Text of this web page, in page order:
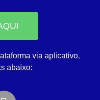
via aplicativo,
abaixo: